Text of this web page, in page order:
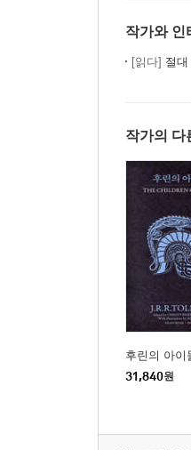
23 투오르와 곤
24 에아렌딜의
● 퀘냐와 신다
작가와 인
[읽다] 절
작가의 다
후린의 아이
31,840원